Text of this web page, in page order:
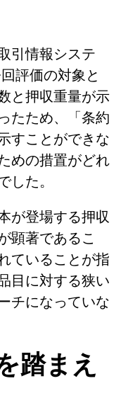
引情報システ
評価の対象と
と押収重量が示
たため、「条約
すことができな
めの措置がどれ
た。
が登場する押収
顕著であるこ
ていることが指
目に対する狭い
チになっていな
踏まえ